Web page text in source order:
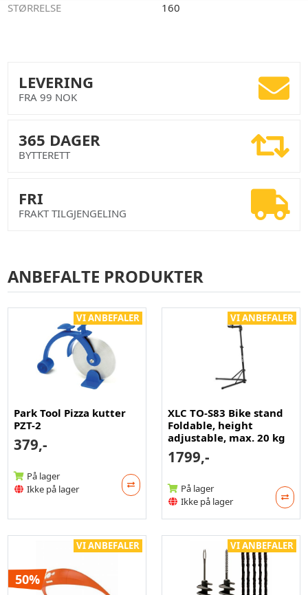
STØRRELSE
160
LEVERING
FRA 99 NOK
365 DAGER
BYTTERETT
FRI
FRAKT TILGJENGELING
ANBEFALTE PRODUKTER
VI ANBEFALER
Park Tool Pizza kutter
PZT-2
379,-
På lager
Ikke på lager
VI ANBEFALER
XLC TO-S83 Bike stand
Foldable, height
adjustable, max. 20 kg
1799,-
På lager
Ikke på lager
VI ANBEFALER
50%
VI ANBEFALER